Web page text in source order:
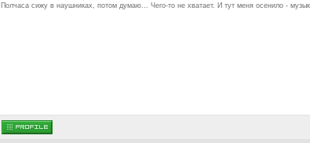
Полчаса сижу в наушниках, потом думаю... Чего-то не хватает. И тут меня осенило -